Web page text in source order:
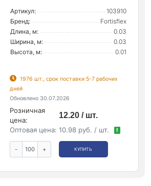
Артикул:
103910
Бренд:
Fortisflex
Длина, м:
0.03
Ширина, м:
0.03
Высота, м:
0.01
1976 шт., срок поставки 5-7 рабочих
дней
Обновлено 30.07.2026
Розничная
цена:
12.20 / шт.
Оптовая цена: 10.98 руб. / шт. !
- + КУПИТЬ